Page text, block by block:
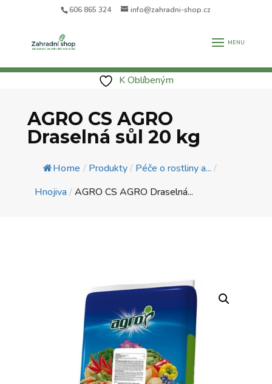
606 865 324 info@zahradni-shop.cz
K Oblíbeným
AGRO CS AGRO
Draselná sůl 20 kg
Home / Produkty/ Péče o rostliny a... /
Hnojiva/AGRO CS AGRO Draselná...